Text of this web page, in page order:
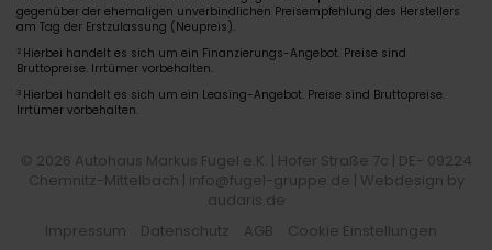
gegenüber der ehemaligen unverbindlichen Preisempfehlung des Herstellers
am Tag der Erstzulassung (Neupreis).
2 Hierbei handelt es sich um ein Finanzierungs-Angebot. Preise sind
Bruttopreise. Irrtümer vorbehalten.
3 Hierbei handelt es sich um ein Leasing-Angebot. Preise sind Bruttopreise.
Irrtümer vorbehalten.
© 2026 Autohaus Markus Fugel e.K. | Hofer Straße 7c | DE- 09224
Chemnitz-Mittelbach | info@fugel-gruppe.de | Webdesign by
audaris.de
Impressum
Datenschutz AGB Cookie Einstellungen